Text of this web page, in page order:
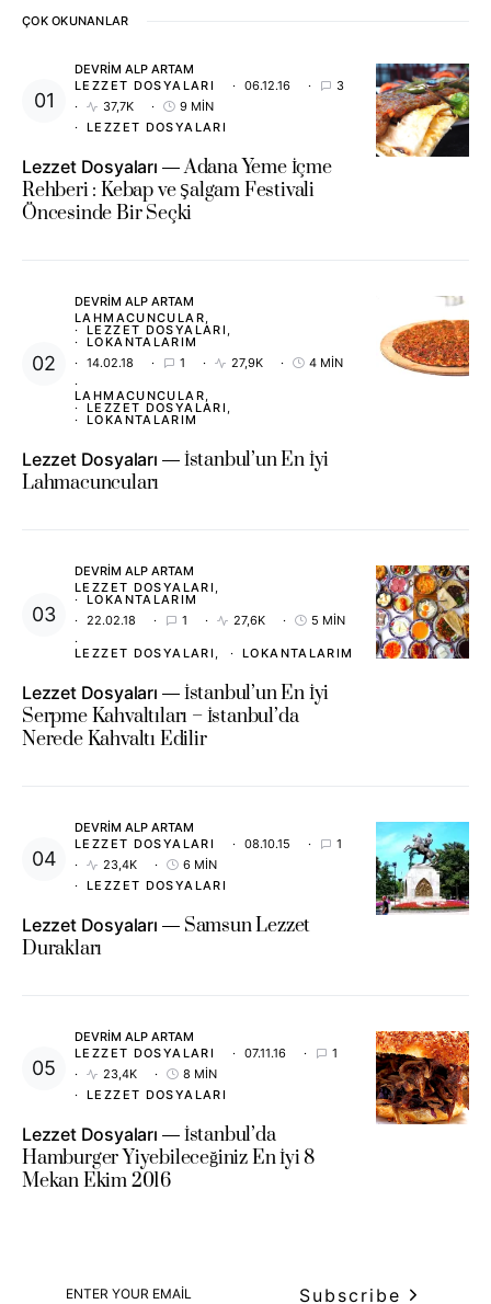
ÇOK OKUNANLAR
DEVRIM ALP ARTAM
LEZZET DOSYALARI
06.12.16
3
37,7K
9 MIN
LEZZET DOSYALARI
Lezzet Dosyaları
Adana Yeme İçme
Rehberi : Kebap ve Şalgam Festivali
Öncesinde Bir Seçki
DEVRIM ALP ARTAM
LAHMACUNCULAR
LEZZET DOSYALARI
LOKANTALARIM
14.02.18
1 27,9K 4 MIN
LAHMACUNCULAR
LEZZET DOSYALARI
LOKANTALARIM
Lezzet Dosyaları
İstanbul’un En İyi
Lahmacuncuları
DEVRIM ALP ARTAM
LEZZET DOSYALARI
LOKANTALARIM
22.02.18
1 27,6K 5 MIN
LEZZET DOSYALARI LOKANTALARIM
Lezzet Dosyaları
İstanbul’un En İyi
Serpme Kahvaltıları – İstanbul’da
Nerede Kahvaltı Edilir
DEVRIM ALP ARTAM
LEZZET DOSYALARI
08.10.15
1
23,4K
6 MIN
LEZZET DOSYALARI
Lezzet Dosyaları
Samsun Lezzet
Durakları
DEVRIM ALP ARTAM
LEZZET DOSYALARI
07.11.16
1
23,4K
8 MIN
LEZZET DOSYALARI
Lezzet Dosyaları
İstanbul’da
Hamburger Yiyebileceğiniz En İyi 8
Mekan Ekim 2016
Subscribe